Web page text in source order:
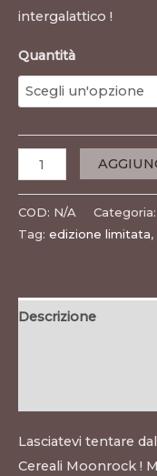
intergalattico !
Quantità
COD: N/A Categoria:
Tag: edizione limitata,
Descrizione
Lasciatevi tentare
Cereali Moonrock !